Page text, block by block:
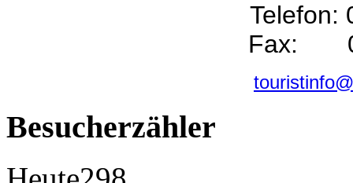
Telefon:
Fax:
Besucherzähler